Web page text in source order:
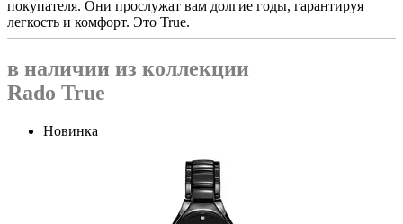
покупателя. Они прослужат вам долгие годы, гарантируя
легкость и комфорт. Это True.
в наличии из коллекции
Rado True
Новинка